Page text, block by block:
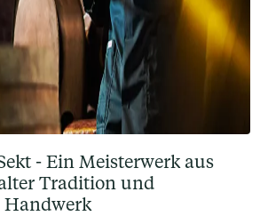
- Ein Meisterwerk aus
Tradition und
Handwerk